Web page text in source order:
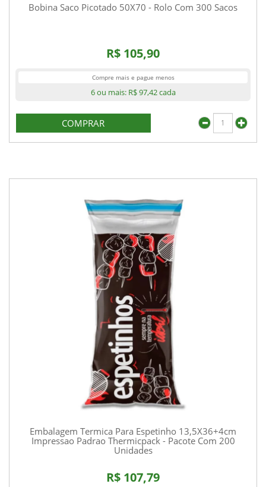
Bobina Saco Picotado 50X70 - Rolo Com 300 Sacos
R$ 105,90
Compre mais e pague menos
6 ou mais: R$ 97,42cada
COMPRAR
Embalagem Termica Para Espetinho 13,5X36+4cm
Impressao Padrao Thermicpack - Pacote Com 200
Unidades
R$ 107,79